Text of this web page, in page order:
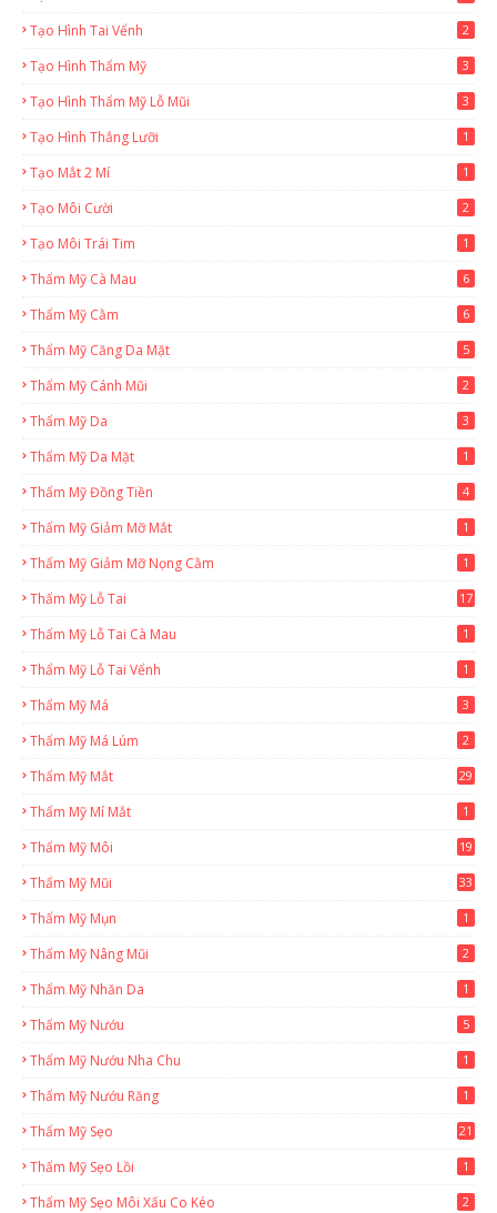
Tạo Hình Tai Vểnh 2
Tạo Hình Thẩm Mỹ 3
Tạo Hình Thẩm Mỹ Lỗ Mũi 3
Tạo Hình Thắng Lưỡi 1
Tạo Mắt 2 Mí 1
Tạo Môi Cười 2
Tạo Môi Trái Tim 1
Thẩm Mỹ Cà Mau 6
Thẩm Mỹ Cằm 6
Thẩm Mỹ Căng Da Mặt 5
Thẩm Mỹ Cánh Mũi 2
Thẩm Mỹ Da 3
Thẩm Mỹ Da Mặt 1
Thẩm Mỹ Đồng Tiền 4
Thẩm Mỹ Giảm Mỡ Mắt 1
Thẩm Mỹ Giảm Mỡ Nọng Cằm 1
Thẩm Mỹ Lỗ Tai 17
Thẩm Mỹ Lỗ Tai Cà Mau 1
Thẩm Mỹ Lỗ Tai Vểnh 1
Thẩm Mỹ Má 3
Thẩm Mỹ Má Lúm 2
Thẩm Mỹ Mắt 29
Thẩm Mỹ Mí Mắt 1
Thẩm Mỹ Môi 19
Thẩm Mỹ Mũi 33
Thẩm Mỹ Mụn 1
Thẩm Mỹ Nâng Mũi 2
Thẩm Mỹ Nhăn Da 1
Thẩm Mỹ Nướu 5
Thẩm Mỹ Nướu Nha Chu 1
Thẩm Mỹ Nướu Răng 1
Thẩm Mỹ Sẹo 21
Thẩm Mỹ Sẹo Lồi 1
Thẩm Mỹ Sẹo Môi Xấu Co Kéo 2